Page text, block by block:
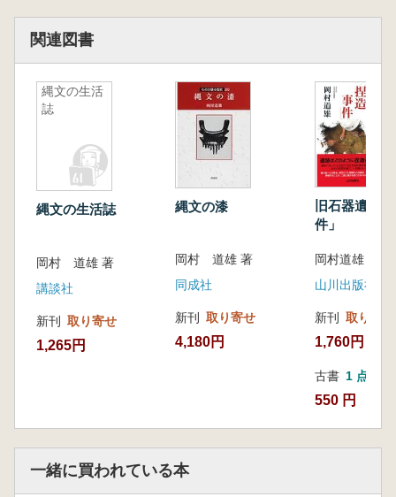
関連図書
縄文の生活
誌
縄文の生活誌
岡村 道雄 著
講談社
新刊 取り寄せ
1,265円
縄文の漆
岡村 道雄 著
同成社
新刊 取り寄せ
4,180円
旧石器遺跡
件」
岡村道雄 著
山川出版社
新刊 取り寄せ
1,760円
古書 1 点
550 円
一緒に買われている本